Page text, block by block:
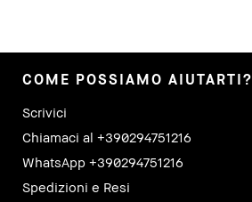
COME POSSIAMO AIUTARTI?
Scrivici
Chiamaci al +390294751216
WhatsApp +390294751216
Spedizioni e Resi